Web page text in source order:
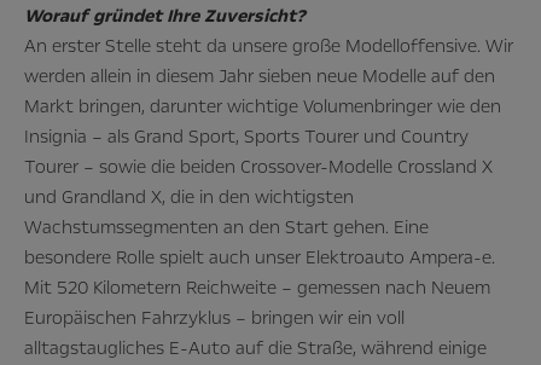
Worauf gründet Ihre Zuversicht?
An erster Stelle steht da unsere große Modelloffensive. Wir
werden allein in diesem Jahr sieben neue Modelle auf den
Markt bringen, darunter wichtige Volumenbringer wie den
Insignia – als Grand Sport, Sports Tourer und Country
Tourer – sowie die beiden Crossover-Modelle Crossland X
und Grandland X, die in den wichtigsten
Wachstumssegmenten an den Start gehen. Eine
besondere Rolle spielt auch unser Elektroauto Ampera-e.
Mit 520 Kilometern Reichweite – gemessen nach Neuem
Europäischen Fahrzyklus – bringen wir ein voll
alltagstaugliches E-Auto auf die Straße, während einige